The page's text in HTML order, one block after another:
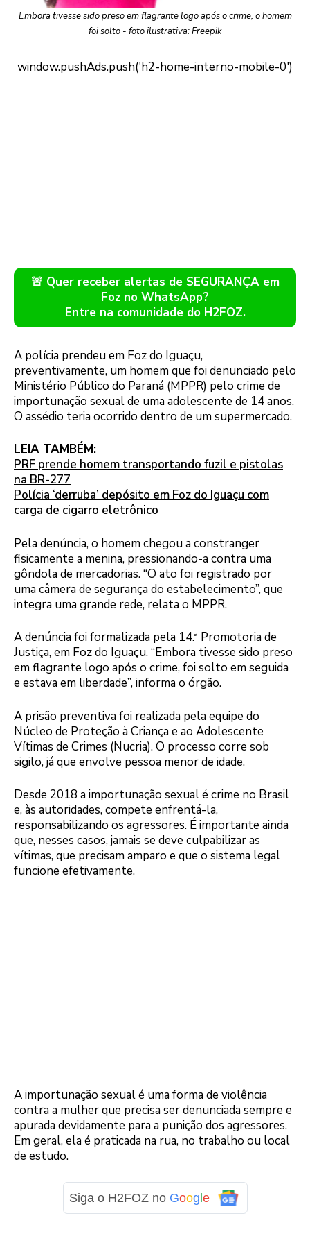
Embora tivesse sido preso em flagrante logo após o crime, o homem
foi solto - foto ilustrativa: Freepik
🚨 Quer receber alertas de SEGURANÇA em
Foz no WhatsApp?
Entre na comunidade do H2FOZ.
A polícia prendeu em Foz do Iguaçu,
preventivamente, um homem que foi denunciado pelo
Ministério Público do Paraná (MPPR) pelo crime de
importunação sexual de uma adolescente de 14 anos.
O assédio teria ocorrido dentro de um supermercado.
LEIA TAMBÉM:
PRF prende homem transportando fuzil e pistolas
na BR-277
Polícia ‘derruba’ depósito em Foz do Iguaçu com
carga de cigarro eletrônico
Pela denúncia, o homem chegou a constranger
fisicamente a menina, pressionando-a contra uma
gôndola de mercadorias. “O ato foi registrado por
uma câmera de segurança do estabelecimento”, que
integra uma grande rede, relata o MPPR.
A denúncia foi formalizada pela 14.ª Promotoria de
Justiça, em Foz do Iguaçu. “Embora tivesse sido preso
em flagrante logo após o crime, foi solto em seguida
e estava em liberdade”, informa o órgão.
A prisão preventiva foi realizada pela equipe do
Núcleo de Proteção à Criança e ao Adolescente
Vítimas de Crimes (Nucria). O processo corre sob
sigilo, já que envolve pessoa menor de idade.
Desde 2018 a importunação sexual é crime no Brasil
e, às autoridades, compete enfrentá-la,
responsabilizando os agressores. É importante ainda
que, nesses casos, jamais se deve culpabilizar as
vítimas, que precisam amparo e que o sistema legal
funcione efetivamente.
A importunação sexual é uma forma de violência
contra a mulher que precisa ser denunciada sempre e
apurada devidamente para a punição dos agressores.
Em geral, ela é praticada na rua, no trabalho ou local
de estudo.
Siga o H2FOZ no Google